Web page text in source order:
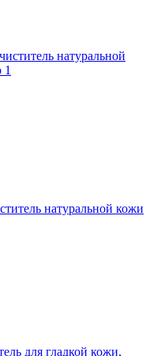
натуральной кожи